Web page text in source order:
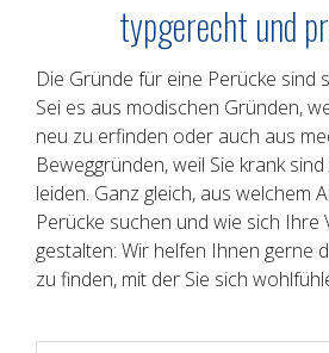
typgerecht und
Die Gründe für eine Perücke sind
Sei es aus modischen Gründen,
neu zu erfinden oder auch aus
Beweggründen, weil Sie krank
leiden. Ganz gleich, aus welchem
Perücke suchen und wie sich Ihre
gestalten: Wir helfen Ihnen gerne
zu finden, mit der Sie sich